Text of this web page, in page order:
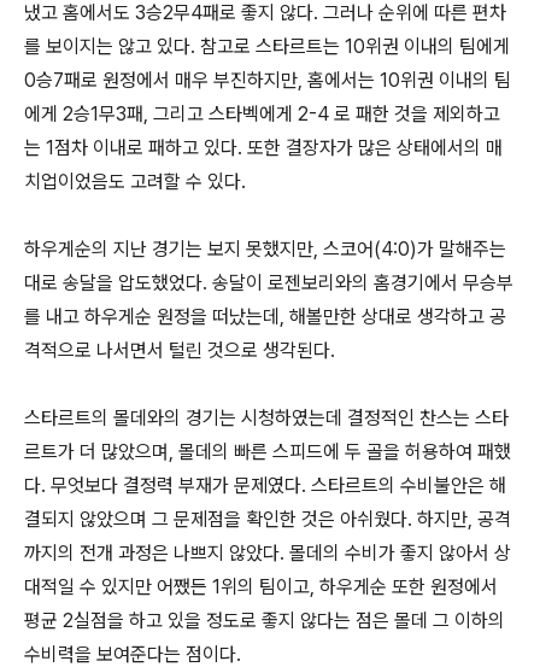
냈고 홈에서도 3승2무4패로 좋지 않다. 그러나 순위에 따른 편차
를 보이지는 않고 있다. 참고로 스타르트는 10위권 이내의 팀에게
0승7패로 원정에서 매우 부진하지만, 홈에서는 10위권 이내의 팀
에게 2승1무3패, 그리고 스타벡에게 2-4 로 패한 것을 제외하고
는 1점차 이내로 패하고 있다. 또한 결장자가 많은 상태에서의 매
치업이었음도 고려할 수 있다.
하우게순의 지난 경기는 보지 못했지만, 스코어(4:0)가 말해주는
대로 송달을 압도했었다. 송달이 로젠보리와의 홈경기에서 무승부
를 내고 하우게순 원정을 떠났는데, 해볼만한 상대로 생각하고 공
격적으로 나서면서 털린 것으로 생각된다.
스타르트의 몰데와의 경기는 시청하였는데 결정적인 찬스는 스타
르트가 더 많았으며, 몰데의 빠른 스피드에 두 골을 허용하여 패했
다. 무엇보다 결정력 부재가 문제였다. 스타르트의 수비불안은 해
결되지 않았으며 그 문제점을 확인한 것은 아쉬웠다. 하지만, 공격
까지의 전개 과정은 나쁘지 않았다. 몰데의 수비가 좋지 않아서 상
대적일 수 있지만 어쨌든 1위의 팀이고, 하우게순 또한 원정에서
평균 2실점을 하고 있을 정도로 좋지 않다는 점은 몰데 그 이하의
수비력을 보여준다는 점이다.